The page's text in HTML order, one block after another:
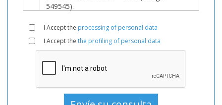
I Accept the processing of personal data
I Accept the the profiling of personal data